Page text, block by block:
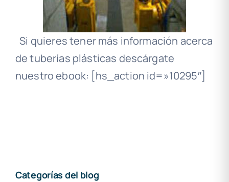
Si quieres tener más información acerca
de tuberías plásticas descárgate
nuestro ebook: [hs_action id=»10295″]
Categorías del blog